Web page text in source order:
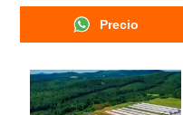
3. Personalizado para
avícolas etíopes
4. La calidad y el diseño
basados en el estándar
europeo
5. Recepción en línea 24
Precio